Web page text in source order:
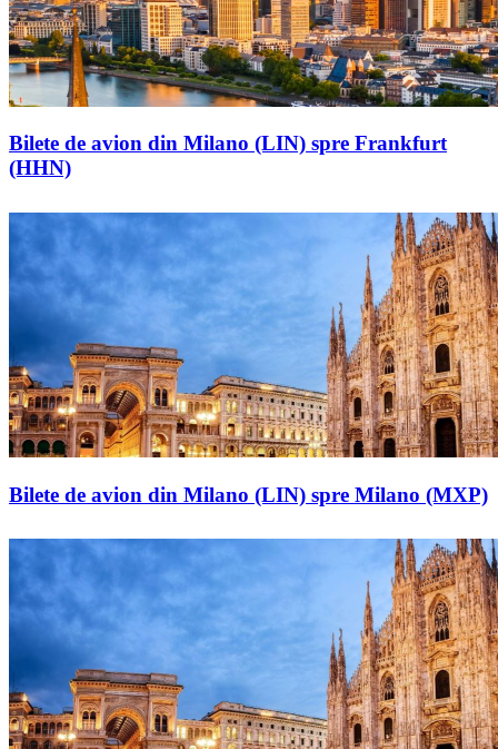
Bilete de avion din Milano (LIN) spre Frankfurt
(HHN)
Bilete de avion din Milano (LIN) spre Milano (MXP)